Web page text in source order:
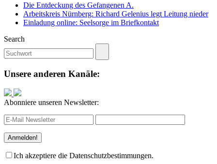
Die Entdeckung des Gefangenen A.
Arbeitskreis Nürnberg: Richard Gelenius legt Leitung nieder
Einladung online: Seelsorge im Briefkontakt
Search
Unsere anderen Kanäle:
Abonniere unseren Newsletter:
Ich akzeptiere die Datenschutzbestimmungen.